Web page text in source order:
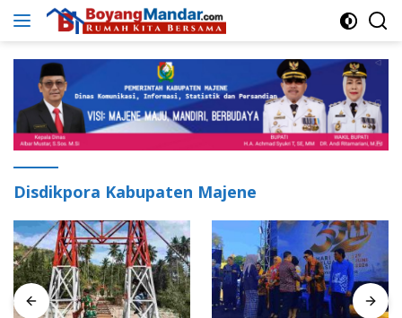
Langsung
Disdikpora Kabupaten Majene